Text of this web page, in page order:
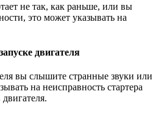
не так, как раньше, или вы
это может указывать на
двигателя
вы слышите странные звуки или
на неисправность стартера